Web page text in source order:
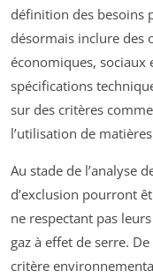
définition des besoins
désormais inclure des
économiques, sociaux
spécifications
sur des critères
l’utilisation de
Au stade de l’analyse
d’exclusion pourront
ne respectant pas
gaz à effet de serre.
critère